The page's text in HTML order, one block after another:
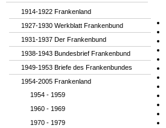
1914-1922 Frankenland
1927-1930 Werkblatt Frankenbund
1931-1937 Der Frankenbund
1938-1943 Bundesbrief Frankenbund
1949-1953 Briefe des Frankenbundes
1954-2005 Frankenland
1954 - 1959
1960 - 1969
1970 - 1979